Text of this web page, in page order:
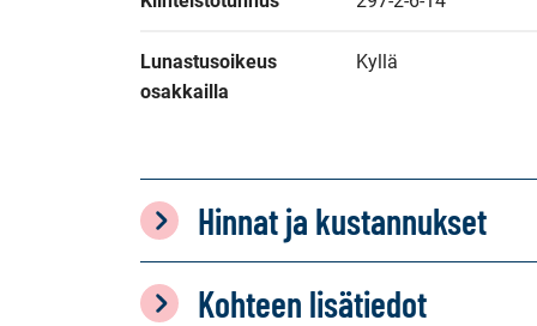
Lunastusoikeus
osakkailla
Kyllä
Hinnat ja kustannukset
Kohteen lisätiedot